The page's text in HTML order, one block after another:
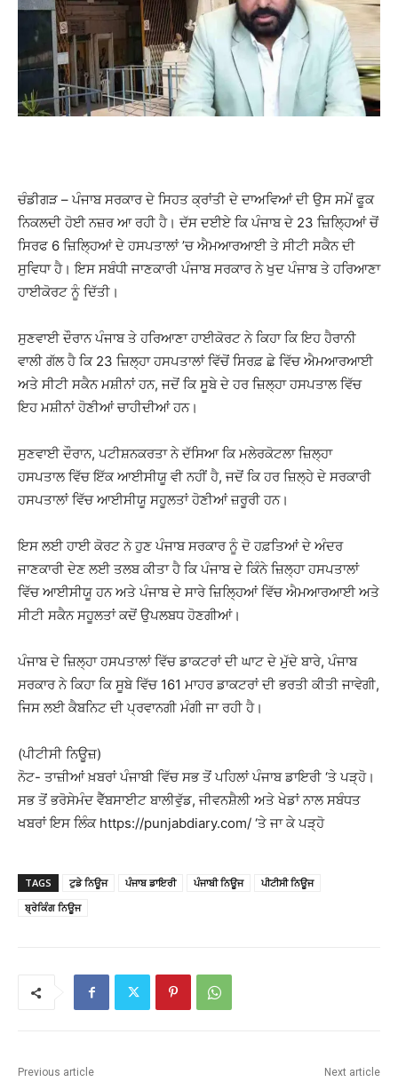
ਚੰਡੀਗੜ – ਪੰਜਾਬ ਸਰਕਾਰ ਦੇ ਸਿਹਤ ਕ੍ਰਾਂਤੀ ਦੇ ਦਾਅਵਿਆਂ ਦੀ ਉਸ ਸਮੇਂ ਫੂਕ
ਨਿਕਲਦੀ ਹੋਈ ਨਜ਼ਰ ਆ ਰਹੀ ਹੈ। ਦੱਸ ਦਈਏ ਕਿ ਪੰਜਾਬ ਦੇ 23 ਜ਼ਿਲ੍ਹਿਆਂ ਚੋਂ
ਸਿਰਫ 6 ਜ਼ਿਲ੍ਹਿਆਂ ਦੇ ਹਸਪਤਾਲਾਂ ’ਚ ਐਮਆਰਆਈ ਤੇ ਸੀਟੀ ਸਕੈਨ ਦੀ
ਸੁਵਿਧਾ ਹੈ। ਇਸ ਸਬੰਧੀ ਜਾਣਕਾਰੀ ਪੰਜਾਬ ਸਰਕਾਰ ਨੇ ਖੁਦ ਪੰਜਾਬ ਤੇ ਹਰਿਆਣਾ
ਹਾਈਕੋਰਟ ਨੂੰ ਦਿੱਤੀ।
ਸੁਣਵਾਈ ਦੌਰਾਨ ਪੰਜਾਬ ਤੇ ਹਰਿਆਣਾ ਹਾਈਕੋਰਟ ਨੇ ਕਿਹਾ ਕਿ ਇਹ ਹੈਰਾਨੀ
ਵਾਲੀ ਗੱਲ ਹੈ ਕਿ 23 ਜ਼ਿਲ੍ਹਾ ਹਸਪਤਾਲਾਂ ਵਿੱਚੋਂ ਸਿਰਫ਼ ਛੇ ਵਿੱਚ ਐਮਆਰਆਈ
ਅਤੇ ਸੀਟੀ ਸਕੈਨ ਮਸ਼ੀਨਾਂ ਹਨ, ਜਦੋਂ ਕਿ ਸੂਬੇ ਦੇ ਹਰ ਜ਼ਿਲ੍ਹਾ ਹਸਪਤਾਲ ਵਿੱਚ
ਇਹ ਮਸ਼ੀਨਾਂ ਹੋਣੀਆਂ ਚਾਹੀਦੀਆਂ ਹਨ।
ਸੁਣਵਾਈ ਦੌਰਾਨ, ਪਟੀਸ਼ਨਕਰਤਾ ਨੇ ਦੱਸਿਆ ਕਿ ਮਲੇਰਕੋਟਲਾ ਜ਼ਿਲ੍ਹਾ
ਹਸਪਤਾਲ ਵਿੱਚ ਇੱਕ ਆਈਸੀਯੂ ਵੀ ਨਹੀਂ ਹੈ, ਜਦੋਂ ਕਿ ਹਰ ਜ਼ਿਲ੍ਹੇ ਦੇ ਸਰਕਾਰੀ
ਹਸਪਤਾਲਾਂ ਵਿੱਚ ਆਈਸੀਯੂ ਸਹੂਲਤਾਂ ਹੋਣੀਆਂ ਜ਼ਰੂਰੀ ਹਨ।
ਇਸ ਲਈ ਹਾਈ ਕੋਰਟ ਨੇ ਹੁਣ ਪੰਜਾਬ ਸਰਕਾਰ ਨੂੰ ਦੋ ਹਫ਼ਤਿਆਂ ਦੇ ਅੰਦਰ
ਜਾਣਕਾਰੀ ਦੇਣ ਲਈ ਤਲਬ ਕੀਤਾ ਹੈ ਕਿ ਪੰਜਾਬ ਦੇ ਕਿੰਨੇ ਜ਼ਿਲ੍ਹਾ ਹਸਪਤਾਲਾਂ
ਵਿੱਚ ਆਈਸੀਯੂ ਹਨ ਅਤੇ ਪੰਜਾਬ ਦੇ ਸਾਰੇ ਜ਼ਿਲ੍ਹਿਆਂ ਵਿੱਚ ਐਮਆਰਆਈ ਅਤੇ
ਸੀਟੀ ਸਕੈਨ ਸਹੂਲਤਾਂ ਕਦੋਂ ਉਪਲਬਧ ਹੋਣਗੀਆਂ।
ਪੰਜਾਬ ਦੇ ਜ਼ਿਲ੍ਹਾ ਹਸਪਤਾਲਾਂ ਵਿੱਚ ਡਾਕਟਰਾਂ ਦੀ ਘਾਟ ਦੇ ਮੁੱਦੇ ਬਾਰੇ, ਪੰਜਾਬ
ਸਰਕਾਰ ਨੇ ਕਿਹਾ ਕਿ ਸੂਬੇ ਵਿੱਚ 161 ਮਾਹਰ ਡਾਕਟਰਾਂ ਦੀ ਭਰਤੀ ਕੀਤੀ ਜਾਵੇਗੀ,
ਜਿਸ ਲਈ ਕੈਬਨਿਟ ਦੀ ਪ੍ਰਵਾਨਗੀ ਮੰਗੀ ਜਾ ਰਹੀ ਹੈ।
(ਪੀਟੀਸੀ ਨਿਊਜ਼)
ਨੋਟ- ਤਾਜ਼ੀਆਂ ਖ਼ਬਰਾਂ ਪੰਜਾਬੀ ਵਿੱਚ ਸਭ ਤੋਂ ਪਹਿਲਾਂ ਪੰਜਾਬ ਡਾਇਰੀ ‘ਤੇ ਪੜ੍ਹੋ।
ਸਭ ਤੋਂ ਭਰੋਸੇਮੰਦ ਵੈੱਬਸਾਈਟ ਬਾਲੀਵੁੱਡ, ਜੀਵਨਸ਼ੈਲੀ ਅਤੇ ਖੇਡਾਂ ਨਾਲ ਸਬੰਧਤ
ਖਬਰਾਂ ਇਸ ਲਿੰਕ https://punjabdiary.com/ ‘ਤੇ ਜਾ ਕੇ ਪੜ੍ਹੋ
TAGS ਟੁਡੇ ਨਿਊਜ ਪੰਜਾਬ ਡਾਇਰੀ ਪੰਜਾਬੀ ਨਿਊਜ
ਪੀਟੀਸੀ ਨਿਊਜ
ਬ੍ਰੇਕਿੰਗ ਨਿਊਜ
Previous article Next article